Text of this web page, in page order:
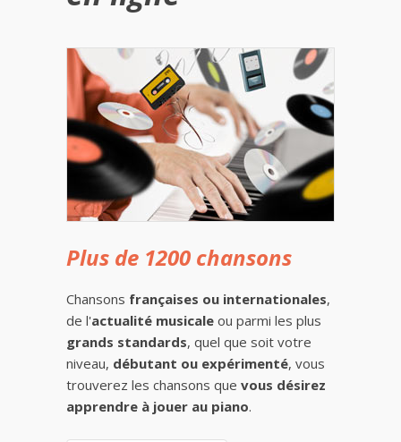
Plus de 1200 chansons
Chansons françaises ou internationales,
de l'actualité musicale ou parmi les plus
grands standards, quel que soit votre
niveau, débutant ou expérimenté, vous
trouverez les chansons que vous désirez
apprendre à jouer au piano.